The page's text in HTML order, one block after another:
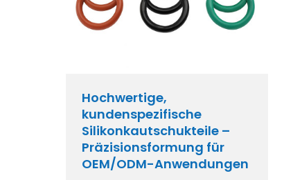
Hochwertige,
kundenspezifische
Silikonkautschukteile –
Präzisionsformung für
OEM/ODM-Anwendungen